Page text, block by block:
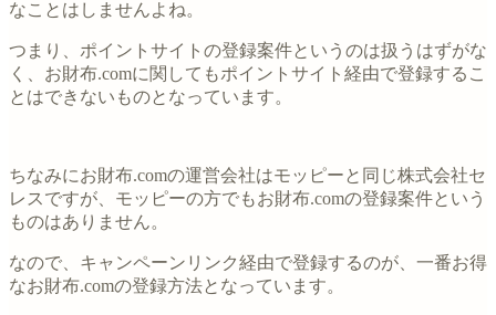
なことはしませんよね。
つまり、ポイントサイトの登録案件というのは扱うはずがな
く、お財布.comに関してもポイントサイト経由で登録するこ
とはできないものとなっています。
ちなみにお財布.comの運営会社はモッピーと同じ株式会社セ
レスですが、モッピーの方でもお財布.comの登録案件という
ものはありません。
なので、キャンペーンリンク経由で登録するのが、一番お得
なお財布.comの登録方法となっています。